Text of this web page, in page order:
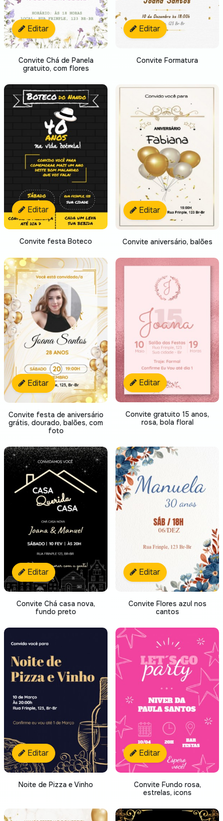
Editar
Convite Chá de Panela
gratuito, com flores
Editar
Convite Formatura
Editar
Convite festa Boteco
Editar
Convite aniversário, balões
Editar
Convite festa de aniversário
grátis, dourado, balões, com
foto
Editar
Convite gratuito 15 anos,
rosa, bola floral
Editar
Convite Chá casa nova,
fundo preto
Editar
Convite Flores azul nos
cantos
Editar
Noite de Pizza e Vinho
Editar
Convite Fundo rosa,
estrelas, icons